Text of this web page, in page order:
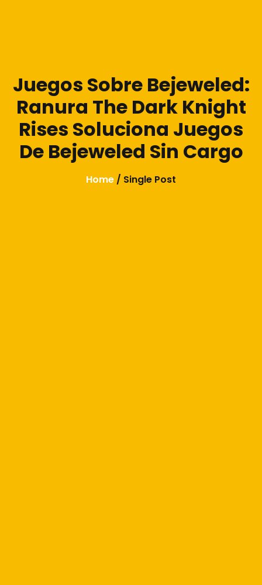
Juegos Sobre Bejeweled:
Ranura The Dark Knight
Rises Soluciona Juegos
De Bejeweled Sin Cargo
Home / Single Post